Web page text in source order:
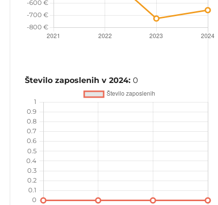
Število zaposlenih v 2024: 0